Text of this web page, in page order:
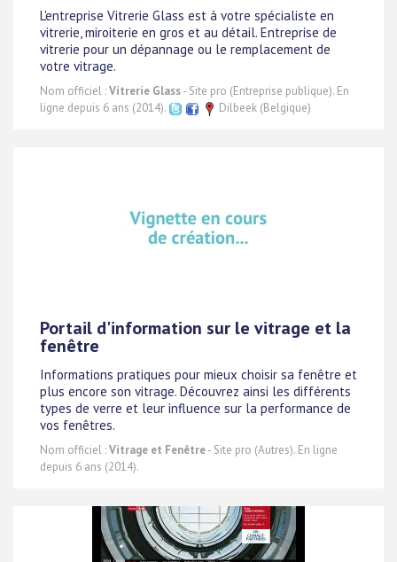
L'entreprise Vitrerie Glass est à votre spécialiste en
vitrerie, miroiterie en gros et au détail. Entreprise de
vitrerie pour un dépannage ou le remplacement de
votre vitrage.
Nom officiel :Vitrerie Glass- Site pro (Entreprise publique). En
ligne depuis 6 ans (2014).
Dilbeek (Belgique)
Portail d'information sur le vitrage et la
fenêtre
Informations pratiques pour mieux choisir sa fenêtre et
plus encore son vitrage. Découvrez ainsi les différents
types de verre et leur influence sur la performance de
vos fenêtres.
Nom officiel :Vitrage et Fenêtre- Site pro (Autres). En ligne
depuis 6 ans (2014).